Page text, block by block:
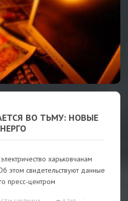
ВО ТЬМУ: НОВЫЕ
харьковчанам
этом свидетельствуют данные
пресс-центром